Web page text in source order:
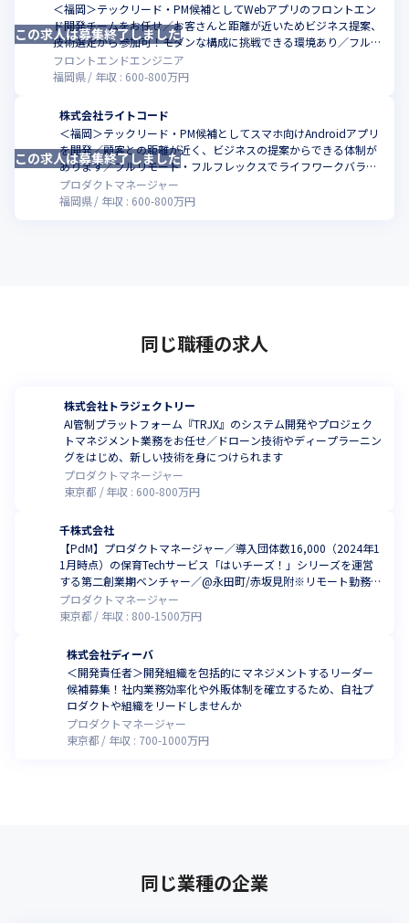
＜福岡＞テックリード・PM候補としてWebアプリのフロントエン
ド開発チームをお任せ／お客さんと距離が近いためビジネス提案、
技術選定から参加可！モダンな構成に挑戦できる環境あり／フルリ
モート・フルフレックスでライフワークバランス良し
フロントエンドエンジニア
福岡県
年収 : 600-800万円
この求人は募集終了しました
株式会社ライトコード
＜福岡＞テックリード・PM候補としてスマホ向けAndroidアプリ
を開発／顧客との距離が近く、ビジネスの提案からできる体制が
あります／フルリモート・フルフレックスでライフワークバラン
ス良し
プロダクトマネージャー
福岡県
年収 : 600-800万円
この求人は募集終了しました
同じ職種の求人
株式会社トラジェクトリー
AI管制プラットフォーム『TRJX』のシステム開発やプロジェク
トマネジメント業務をお任せ／ドローン技術やディープラーニン
グをはじめ、新しい技術を身につけられます
プロダクトマネージャー
東京都
年収 : 600-800万円
千株式会社
【PdM】プロダクトマネージャー／導入団体数16,000（2024年1
1月時点）の保育Techサービス「はいチーズ！」シリーズを運営
する第二創業期ベンチャー／@永田町/赤坂見附※リモート勤務メ
イン
プロダクトマネージャー
東京都
年収 : 800-1500万円
株式会社ディーバ
＜開発責任者＞開発組織を包括的にマネジメントするリーダー
候補募集！社内業務効率化や外販体制を確立するため、自社プ
ロダクトや組織をリードしませんか
プロダクトマネージャー
東京都
年収 : 700-1000万円
同じ業種の企業